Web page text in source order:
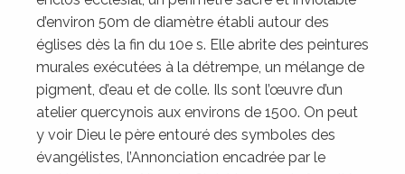
d’environ 50m de diamètre établi autour des
églises dès la fin du 10e s. Elle abrite des peintures
murales exécutées à la détrempe, un mélange de
pigment, d’eau et de colle. Ils sont l’œuvre d’un
atelier quercynois aux environs de 1500. On peut
y voir Dieu le père entouré des symboles des
évangélistes, l’Annonciation encadrée par le